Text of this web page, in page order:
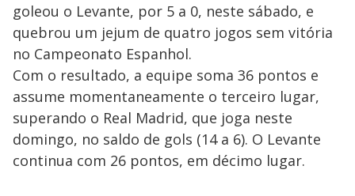
goleou o Levante, por 5 a 0, neste sábado, e
quebrou um jejum de quatro jogos sem vitória
no Campeonato Espanhol.
Com o resultado, a equipe soma 36 pontos e
assume momentaneamente o terceiro lugar,
superando o Real Madrid, que joga neste
domingo, no saldo de gols (14 a 6). O Levante
continua com 26 pontos, em décimo lugar.